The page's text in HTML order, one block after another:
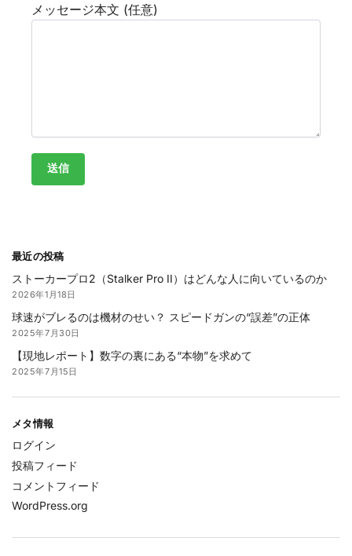
メッセージ本文 (任意)
最近の投稿
ストーカープロ2（Stalker Pro II）はどんな人に向いているのか
2026年1月18日
球速がブレるのは機材のせい？ スピードガンの“誤差”の正体
2025年7月30日
【現地レポート】数字の裏にある“本物”を求めて
2025年7月15日
メタ情報
ログイン
投稿フィード
コメントフィード
WordPress.org